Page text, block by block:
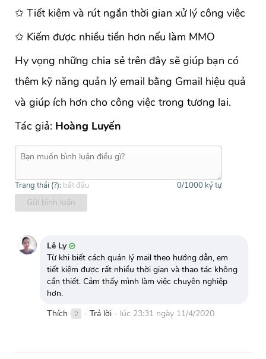
✩ Tiết kiệm và rút ngắn thời gian xử lý công việc
✩ Kiếm được nhiều tiền hơn nếu làm MMO
Hy vọng những chia sẻ trên đây sẽ giúp bạn có
thêm kỹ năng quản lý email bằng Gmail hiệu quả
và giúp ích hơn cho công việc trong tương lai.
Tác giả: Hoàng Luyến
Trạng thái (?): bắt đầu 0/1000 ký tự
Gửi bình luận
Lê Ly
Từ khi biết cách quản lý mail theo hướng dẫn, em
tiết kiệm được rất nhiều thời gian và thao tác không
cần thiết. Cảm thấy mình làm việc chuyên nghiệp
hơn.
Thích
2 ● Trả lời ● lúc 23:31 ngày 11/4/2020